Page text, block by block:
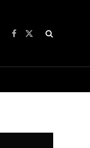
Facebook
X